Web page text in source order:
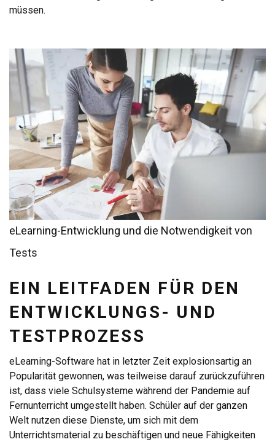
müssen.
eLearning-Entwicklung und die Notwendigkeit von
Tests
EIN LEITFADEN FÜR DEN
ENTWICKLUNGS- UND
TESTPROZESS
eLearning-Software hat in letzter Zeit explosionsartig an
Popularität gewonnen, was teilweise darauf zurückzuführen
ist, dass viele Schulsysteme während der Pandemie auf
Fernunterricht umgestellt haben. Schüler auf der ganzen
Welt nutzen diese Dienste, um sich mit dem
Unterrichtsmaterial zu beschäftigen und neue Fähigkeiten